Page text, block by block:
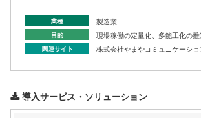
業種 製造業
目的 現場稼働の定量化、多能工化の推
関連サイト 株式会社やまやコミュニケーショ
導入サービス・ソリューション